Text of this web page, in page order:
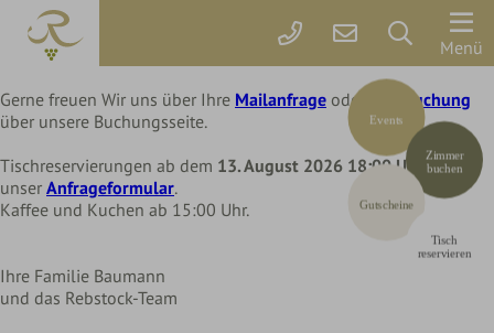
Liebe Rebstock Gäste,
wir machen eine kleine Pause im Hotel und Restaurant
bis Mittwoch, 12. August 2026
Gerne freuen Wir uns über Ihre Mailanfrage oder Ihre
Buchung
über unsere Buchungsseite.
Tischreservierungen ab dem 13. August 2026 18:00 Uhr über
unser Anfrageformular.
Kaffee und Kuchen ab 15:00 Uhr.
Ihre Familie Baumann
und das Rebstock-Team
Menü
Events
Zimmer
buchen
Gutscheine
Tisch
reservieren
Der
Rebstock
der
Park
Gastgeber
Willkommen
Kinder!